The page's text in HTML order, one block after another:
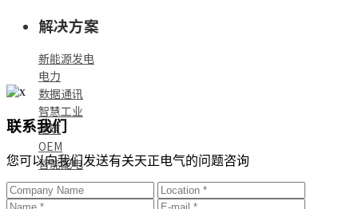
解决方案
新能源发电
电力
数据通讯
智慧工业
建筑
OEM
智能配电
标杆案例
联系我们
您可以向我们发送有关天正电气的问题咨询